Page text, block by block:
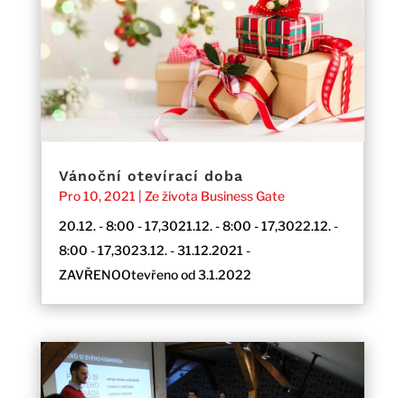
Vánoční otevírací doba
Pro 10, 2021 | Ze života Business Gate
20.12. - 8:00 - 17,3021.12. - 8:00 - 17,3022.12. -
8:00 - 17,3023.12. - 31.12.2021 -
ZAVŘENOOtevřeno od 3.1.2022